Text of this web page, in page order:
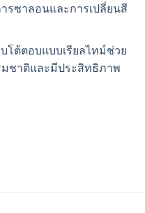
รซาลอนและการเปลี่ยนสี
โต้ตอบแบบเรียลไทม์ช่วย
มชาติและมีประสิทธิภาพ